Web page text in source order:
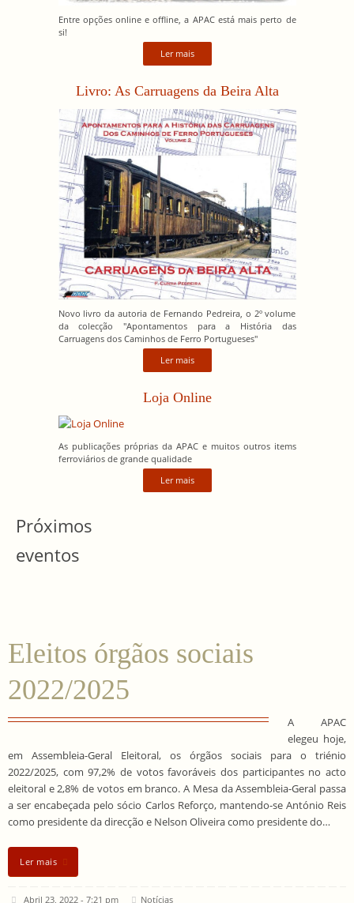
Entre opções online e offline, a APAC está mais perto de
si!
Ler mais
Livro: As Carruagens da Beira Alta
Novo livro da autoria de Fernando Pedreira, o 2º volume
da colecção "Apontamentos para a História das
Carruagens dos Caminhos de Ferro Portugueses"
Ler mais
Loja Online
As publicações próprias da APAC e muitos outros items
ferroviários de grande qualidade
Ler mais
Próximos
eventos
Eleitos órgãos sociais
2022/2025
A APAC
elegeu hoje,
em Assembleia-Geral Eleitoral, os órgãos sociais para o triénio
2022/2025, com 97,2% de votos favoráveis dos participantes no acto
eleitoral e 2,8% de votos em branco. A Mesa da Assembleia-Geral passa
a ser encabeçada pelo sócio Carlos Reforço, mantendo-se António Reis
como presidente da direcção e Nelson Oliveira como presidente do…
Ler mais
Abril 23, 2022 - 7:21 pm Notícias